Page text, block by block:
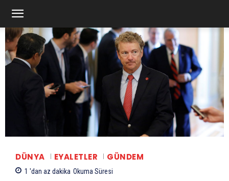
DÜNYA EYALETLER GÜNDEM
1 'dan az dakika Okuma Süresi